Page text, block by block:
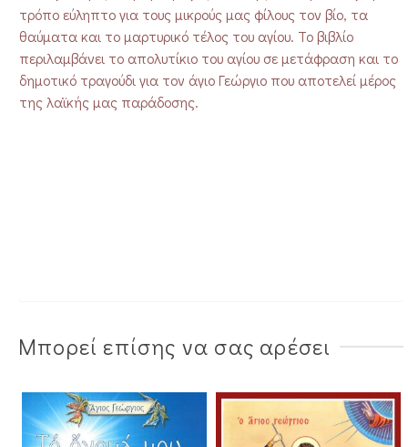
τρόπο εύληπτο για τους μικρούς μας φίλους τον βίο, τα
θαύματα και το μαρτυρικό τέλος του αγίου. Το βιβλίο
περιλαμβάνει το απολυτίκιο του αγίου σε μετάφραση και το
δημοτικό τραγούδι για τον άγιο Γεώργιο που αποτελεί μέρος
της λαϊκής μας παράδοσης.
Μπορεί επίσης να σας αρέσει